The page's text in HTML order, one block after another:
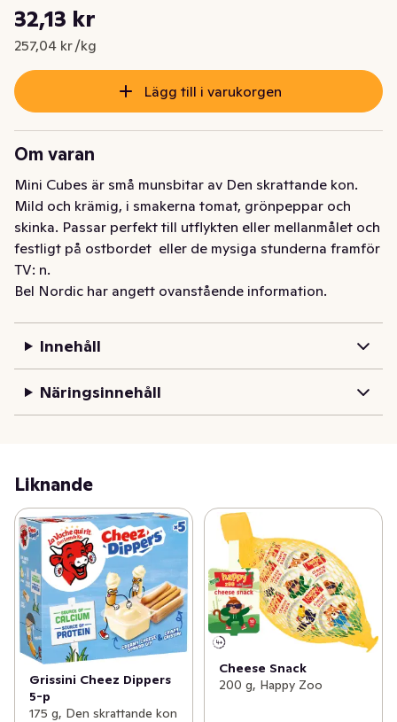
Nuvarande pris är: 32,13 kr
32,13 kr
257,04 kr /kg
Styckpris: 257,04 kr /kg
Lägg till i varukorgen
Om varan
Mini Cubes är små munsbitar av Den skrattande kon.
Mild och krämig, i smakerna tomat, grönpeppar och
skinka. Passar perfekt till utflykten eller mellanmålet och
festligt på ostbordet  eller de mysiga stunderna framför
TV: n.
Bel Nordic har angett ovanstående information.
Innehåll
Näringsinnehåll
Liknande
Grissini Cheez Dippers
5-p
175 g, Den skrattande kon
Cheese Snack
200 g, Happy Zoo